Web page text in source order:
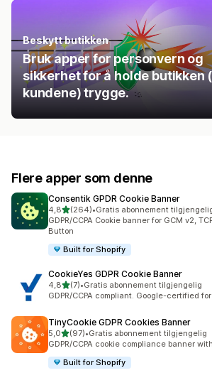
Beskytt butikken
Bruk apper for personvern og
sikkerhet for å holde butikken
kundene) trygge.
Flere apper som denne
Consentik GPDR Cookie Banner
4,8av 5 stjerner
(264)
Totalt 264 omtaler
•Gratis abonnement
GDPR/CCPA Cookie banner for GCM v2,
Button
Built for Shopify
CookieYes GDPR Cookie Banner
4,8av 5 stjerner
(7)
Totalt 7 omtaler
•Gratis abonnement tilgjengelig
GDPR/CCPA compliant. Google-certified
TinyCookie GDPR Cookies Banner
5,0av 5 stjerner
(97)
Totalt 97 omtaler
•Gratis abonnement tilgjengelig
GDPR/CCPA cookie compliance banner
Built for Shopify